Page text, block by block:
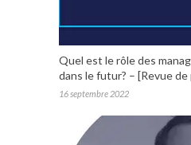
Quel est le rôle des
dans le futur? – [Revue de
16 septembre 2022